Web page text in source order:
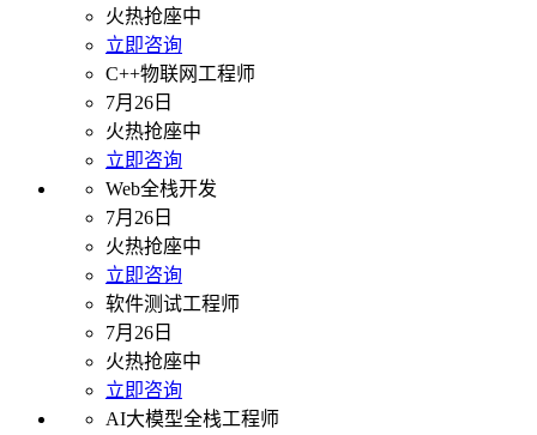
火热抢座中
立即咨询
C++物联网工程师
7月26日
火热抢座中
立即咨询
Web全栈开发
7月26日
火热抢座中
立即咨询
软件测试工程师
7月26日
火热抢座中
立即咨询
AI大模型全栈工程师